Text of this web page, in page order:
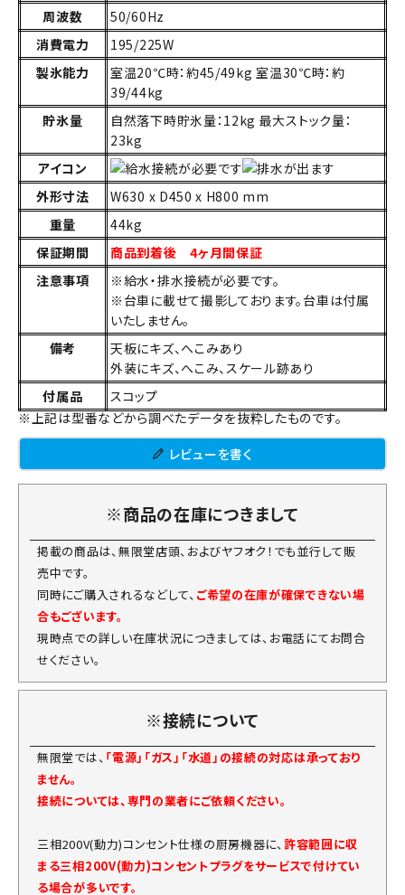
周波数
50/60Hz
消費電力
195/225W
製氷能力
室温20℃時：約45/49kg 室温30℃時：約
39/44kg
貯氷量
自然落下時貯氷量：12kg 最大ストック量：
23kg
アイコン
外形寸法
W630 x D450 x H800 mm
重量
44kg
保証期間
商品到着後 4ヶ月間保証
注意事項
※給水・排水接続が必要です。
※台車に載せて撮影しております。台車は付属
いたしません。
備考
天板にキズ、へこみあり
外装にキズ、へこみ、スケール跡あり
付属品
スコップ
※上記は型番などから調べたデータを抜粋したものです。
レビューを書く
※商品の在庫につきまして
掲載の商品は、無限堂店頭、およびヤフオク！でも並行して販
売中です。
同時にご購入されるなどして、 ご希望の在庫が確保できない場
合もございます。
現時点での詳しい在庫状況につきましては、お電話にてお問合
せください。
※接続について
無限堂では、 「電源」「ガス」「水道」の接続の対応は承っており
ません。
接続については、専門の業者にご依頼ください。
三相200V(動力)コンセント仕様の厨房機器に、許容範囲に収
まる三相200V(動力)コンセントプラグをサービスで付けてい
る場合が多いです。